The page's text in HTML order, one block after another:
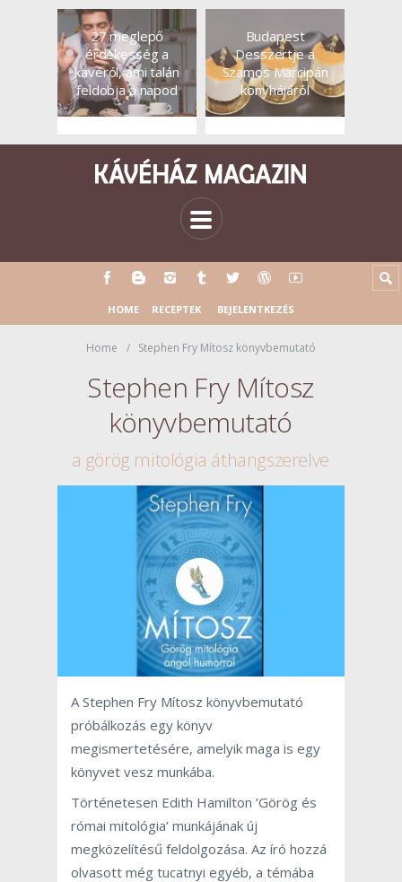
27 meglepő
érdekesség a
kávéról, ami talán
feldobja a napod
Budapest
Desszertje a
Szamos Marcipán
konyhájáról
HOME RECEPTEK BEJELENTKEZÉS
Home Stephen Fry Mítosz könyvbemutató
Stephen Fry Mítosz
könyvbemutató
a görög mitológia áthangszerelve
A Stephen Fry Mítosz könyvbemutató
próbálkozás egy könyv
megismertetésére, amelyik maga is egy
könyvet vesz munkába.
Történetesen Edith Hamilton ’Görög és
római mitológia’ munkájának új
megközelítésű feldolgozása. Az író hozzá
olvasott még tucatnyi egyéb, a témába